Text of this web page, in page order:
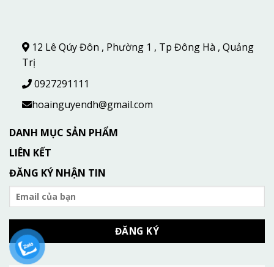
12 Lê Qúy Đôn , Phường 1 , Tp Đông Hà , Quảng
Trị
0927291111
hoainguyendh@gmail.com
DANH MỤC SẢN PHẨM
LIÊN KẾT
ĐĂNG KÝ NHẬN TIN